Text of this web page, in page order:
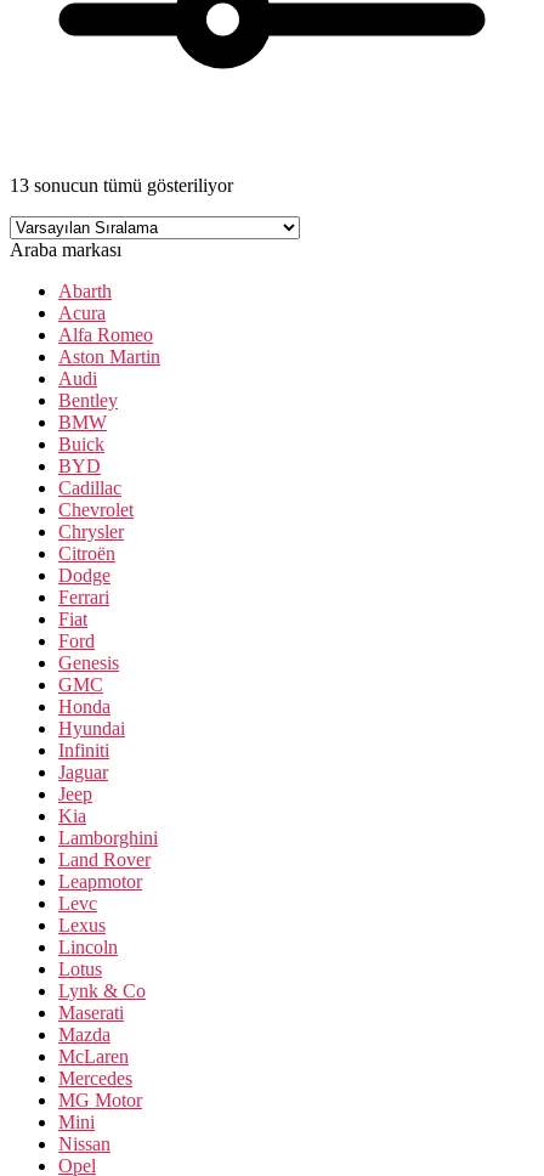
13 sonucun tümü gösteriliyor
Araba markası
Abarth
Acura
Alfa Romeo
Aston Martin
Audi
Bentley
BMW
Buick
BYD
Cadillac
Chevrolet
Chrysler
Citroën
Dodge
Ferrari
Fiat
Ford
Genesis
GMC
Honda
Hyundai
Infiniti
Jaguar
Jeep
Kia
Lamborghini
Land Rover
Leapmotor
Levc
Lexus
Lincoln
Lotus
Lynk & Co
Maserati
Mazda
McLaren
Mercedes
MG Motor
Mini
Nissan
Opel